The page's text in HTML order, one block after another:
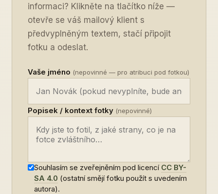
informaci? Klikněte na tlačítko níže —
otevře se váš mailový klient s
předvyplněným textem, stačí připojit
fotku a odeslat.
Vaše jméno (nepovinné — pro atribuci pod fotkou)
Popisek / kontext fotky (nepovinné)
Souhlasím se zveřejněním pod licencí CC BY-
SA 4.0 (ostatní smějí fotku použít s uvedením
autora).